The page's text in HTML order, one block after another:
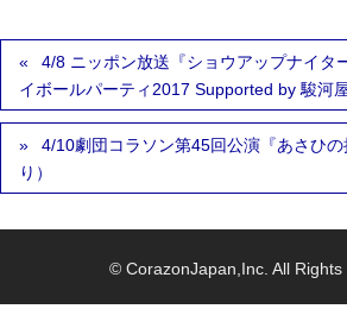
4/8 ニッポン放送『ショウアップナイタ
イボールパーティ2017 Supported by 駿河
4/10劇団コラソン第45回公演『あさひ
り）
© CorazonJapan,Inc. All Rights